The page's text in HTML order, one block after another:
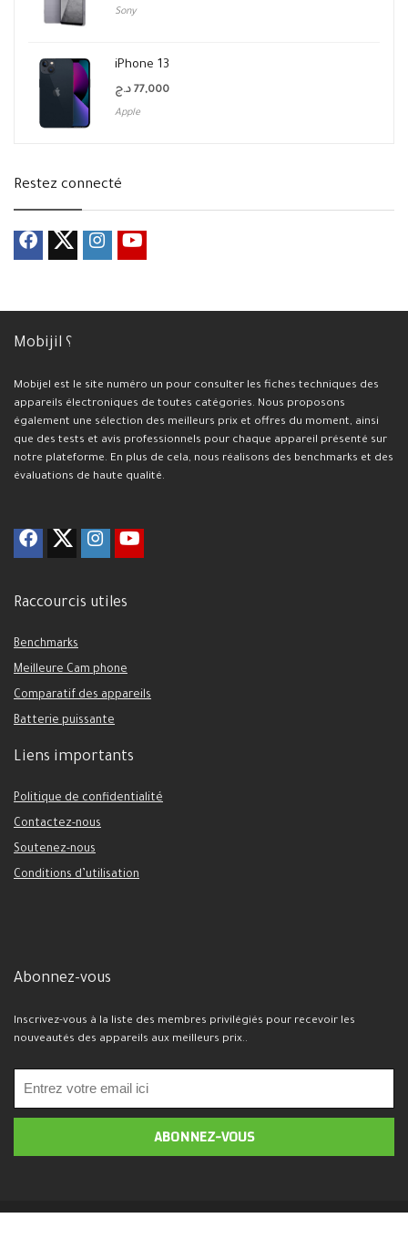
Sony
iPhone 13
77,000 د.ج
Apple
Restez connecté
Mobijil ؟
Mobijel est le site numéro un pour consulter les fiches techniques des
appareils électroniques de toutes catégories. Nous proposons
également une sélection des meilleurs prix et offres du moment, ainsi
que des tests et avis professionnels pour chaque appareil présenté sur
notre plateforme. En plus de cela, nous réalisons des benchmarks et des
évaluations de haute qualité.
Raccourcis utiles
Benchmarks
Meilleure Cam phone
Comparatif des appareils
Batterie puissante
Liens importants
Politique de confidentialité
Contactez-nous
Soutenez-nous
Conditions d’utilisation
Abonnez-vous
Inscrivez-vous à la liste des membres privilégiés pour recevoir les
nouveautés des appareils aux meilleurs prix..